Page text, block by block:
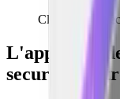
Cliquez pour
L'approche
security